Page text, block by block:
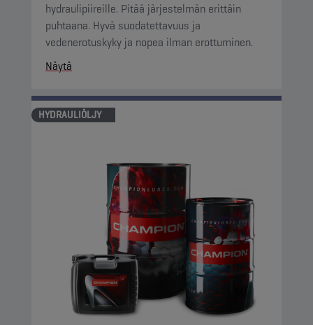
hydraulipiireille. Pitää järjestelmän erittäin
puhtaana. Hyvä suodatettavuus ja
vedenerotuskyky ja nopea ilman erottuminen.
Näytä
HYDRAULIÖLJY